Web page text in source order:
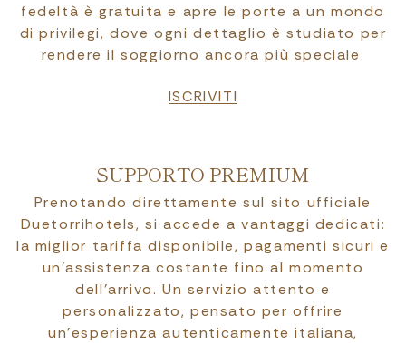
fedeltà è gratuita e apre le porte a un mondo
di privilegi, dove ogni dettaglio è studiato per
rendere il soggiorno ancora più speciale.
ISCRIVITI
SUPPORTO PREMIUM
Prenotando direttamente sul sito ufficiale
Duetorrihotels, si accede a vantaggi dedicati:
la miglior tariffa disponibile, pagamenti sicuri e
un’assistenza costante fino al momento
dell’arrivo. Un servizio attento e
personalizzato, pensato per offrire
un’esperienza autenticamente italiana,